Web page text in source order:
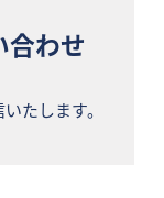
合わせ
たします。